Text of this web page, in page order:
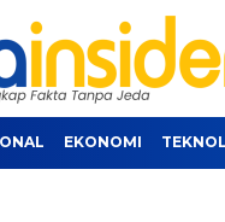
EKONOMI